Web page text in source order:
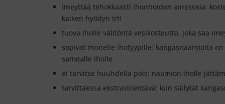
imeyttää tehokkaasti ihonhoidon ainesosia:
kaiken hyödyn irti
tuova iholle välitöntä vesikosteutta, joka saa
sopivat monelle ihotyypille: kangasnaamioita
samealle iholle
ei tarvitse huuhdella pois: naamion iholle
tarvittaessa ekstraviilentävä: kun säilytät